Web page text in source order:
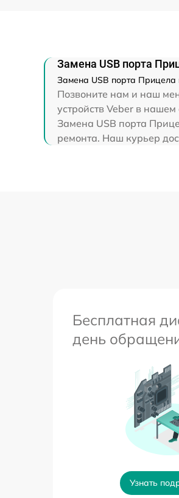
Замена USB порта
Замена USB порта Прицела
Позвоните нам и наш
устройств Veber в
Замена USB порта
ремонта. Наш курьер
Бесплатная
день
Узнать